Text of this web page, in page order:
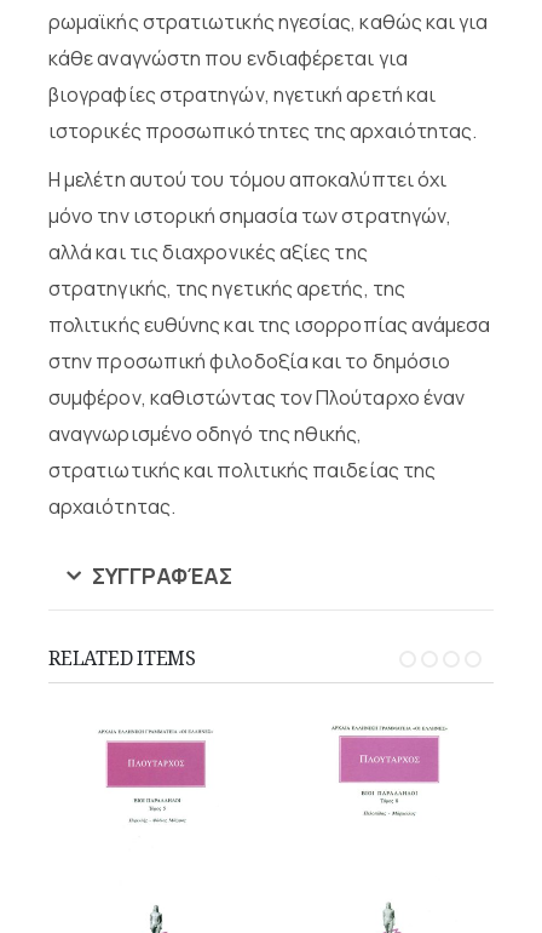
ρωμαϊκής στρατιωτικής ηγεσίας, καθώς και για
κάθε αναγνώστη που ενδιαφέρεται για
βιογραφίες στρατηγών, ηγετική αρετή και
ιστορικές προσωπικότητες της αρχαιότητας.
Η μελέτη αυτού του τόμου αποκαλύπτει όχι
μόνο την ιστορική σημασία των στρατηγών,
αλλά και τις διαχρονικές αξίες της
στρατηγικής, της ηγετικής αρετής, της
πολιτικής ευθύνης και της ισορροπίας ανάμεσα
στην προσωπική φιλοδοξία και το δημόσιο
συμφέρον, καθιστώντας τον Πλούταρχο έναν
αναγνωρισμένο οδηγό της ηθικής,
στρατιωτικής και πολιτικής παιδείας της
αρχαιότητας.
ΣΥΓΓΡΑΦΈΑΣ
RELATED ITEMS